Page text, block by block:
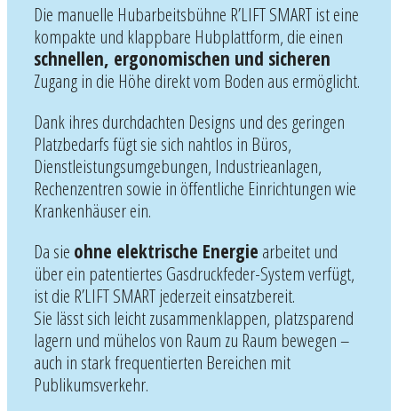
Die manuelle Hubarbeitsbühne R’LIFT SMART ist eine
kompakte und klappbare Hubplattform, die einen
schnellen, ergonomischen und sicheren
Zugang in die Höhe direkt vom Boden aus ermöglicht.
Dank ihres durchdachten Designs und des geringen
Platzbedarfs fügt sie sich nahtlos in Büros,
Dienstleistungsumgebungen, Industrieanlagen,
Rechenzentren sowie in öffentliche Einrichtungen wie
Krankenhäuser ein.
Da sie ohne elektrische Energie arbeitet und
über ein patentiertes Gasdruckfeder-System verfügt,
ist die R’LIFT SMART jederzeit einsatzbereit.
Sie lässt sich leicht zusammenklappen, platzsparend
lagern und mühelos von Raum zu Raum bewegen –
auch in stark frequentierten Bereichen mit
Publikumsverkehr.